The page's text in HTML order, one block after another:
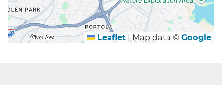
Leaflet |Map data © Google